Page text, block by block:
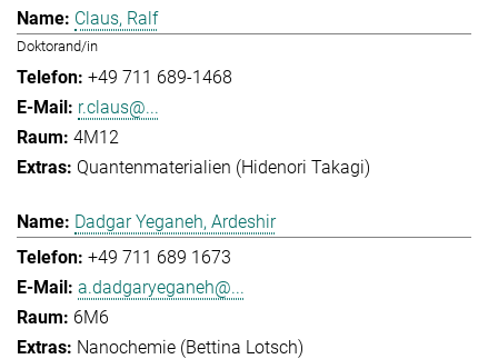
Claus, Ralf
Doktorand/in
+49 711 689-1468
r.claus@...
4M12
Quantenmaterialien (Hidenori Takagi)
Dadgar Yeganeh, Ardeshir
+49 711 689 1673
a.dadgaryeganeh@...
6M6
Nanochemie (Bettina Lotsch)